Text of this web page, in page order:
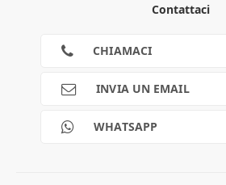
Guida all'acquisto
Scalapay
Contattaci
CHIAMACI
INVIA UN EMAIL
WHATSAPP